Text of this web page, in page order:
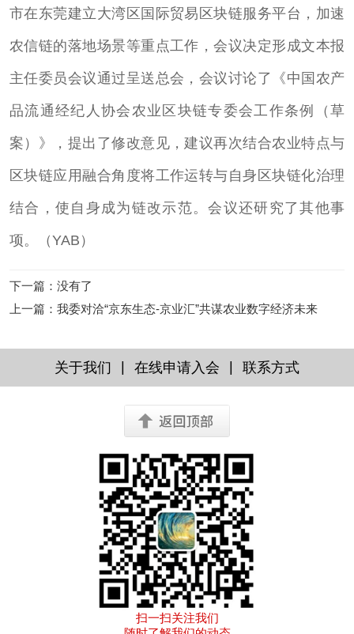
市在东莞建立大湾区国际贸易区块链服务平台，加速
农信链的落地场景等重点工作，会议决定形成文本报
主任委员会议通过呈送总会，会议讨论了《中国农产
品流通经纪人协会农业区块链专委会工作条例（草
案）》，提出了修改意见，建议再次结合农业特点与
区块链应用融合角度将工作运转与自身区块链化治理
结合，使自身成为链改示范。会议还研究了其他事
项。（YAB）
下一篇 ：没有了
上一篇 ： 我委对洽“京东生态-京业汇”共谋农业数字经济未来
关于我们 在线申请入会 联系方式
扫一扫关注我们